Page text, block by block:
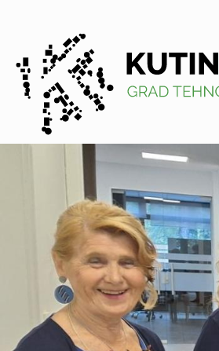
Kutina